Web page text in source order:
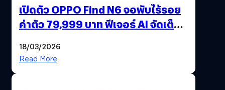
เปิดตัว OPPO Find N6 จอพับไร้รอย
ค่าตัว 79,999 บาท ฟีเจอร์ AI จัดเต็ม
18/03/2026
Read More